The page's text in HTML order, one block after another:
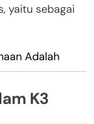
yaitu sebagai
Adalah
K3